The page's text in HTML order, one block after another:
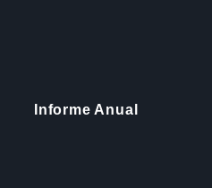
Informe Anual